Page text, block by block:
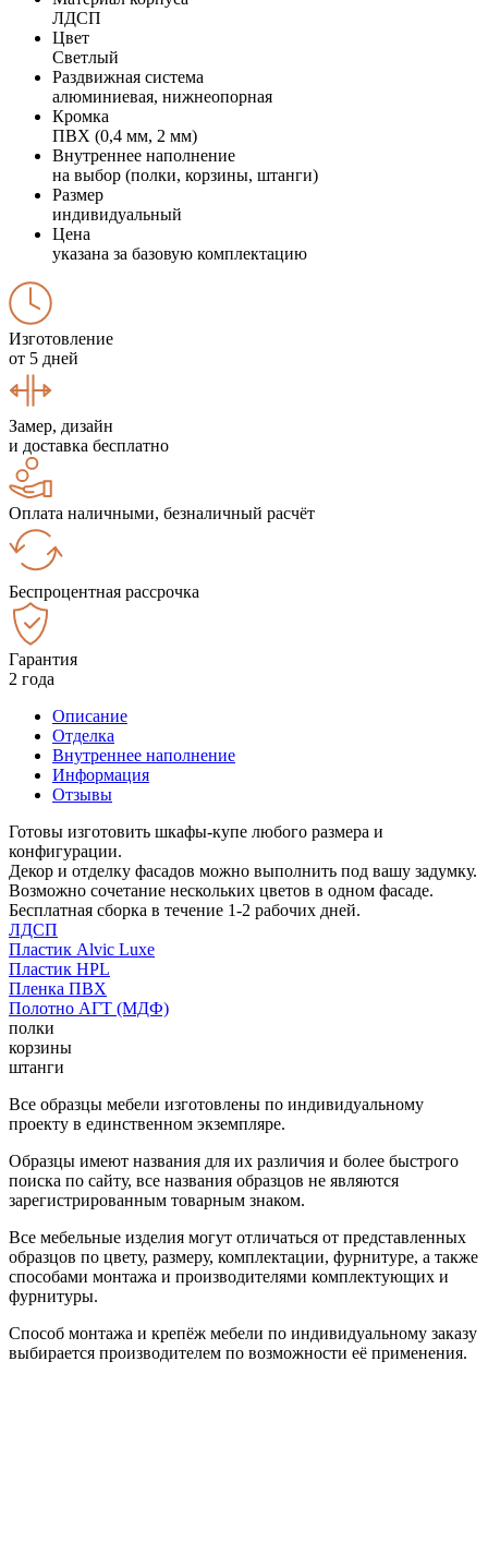
ЛДСП
Цвет
Светлый
Раздвижная система
алюминиевая, нижнеопорная
Кромка
ПВХ (0,4 мм, 2 мм)
Внутреннее наполнение
на выбор (полки, корзины, штанги)
Размер
индивидуальный
Цена
указана за базовую комплектацию
Изготовление
от 5 дней
Замер, дизайн
и доставка бесплатно
Оплата наличными, безналичный расчёт
Беспроцентная рассрочка
Гарантия
2 года
Описание
Отделка
Внутреннее наполнение
Информация
Отзывы
Готовы изготовить шкафы-купе любого размера и
конфигурации.
Декор и отделку фасадов можно выполнить под вашу задумку.
Возможно сочетание нескольких цветов в одном фасаде.
Бесплатная сборка в течение 1-2 рабочих дней.
ЛДСП
Пластик Alvic Luxe
Пластик HPL
Пленка ПВХ
Полотно АГТ (МДФ)
полки
корзины
штанги
Все образцы мебели изготовлены по индивидуальному
проекту в единственном экземпляре.
Образцы имеют названия для их различия и более быстрого
поиска по сайту, все названия образцов не являются
зарегистрированным товарным знаком.
Все мебельные изделия могут отличаться от представленных
образцов по цвету, размеру, комплектации, фурнитуре, а также
способами монтажа и производителями комплектующих и
фурнитуры.
Способ монтажа и крепёж мебели по индивидуальному заказу
выбирается производителем по возможности её применения.